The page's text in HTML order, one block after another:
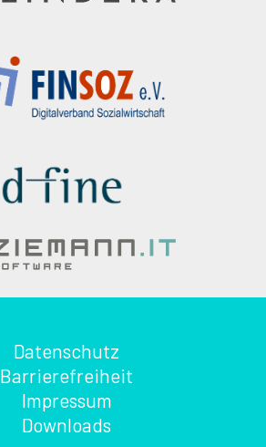
Datenschutz
Barrierefreiheit
Impressum
Downloads